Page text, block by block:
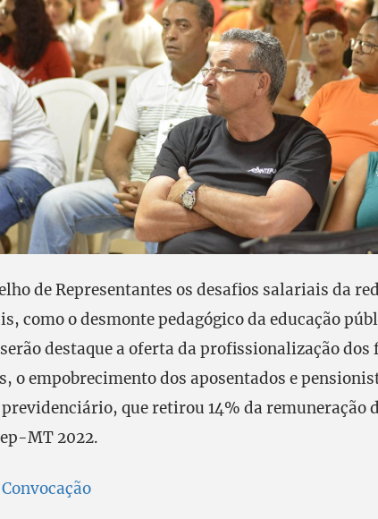
de Representantes os desafios salariais da
como o desmonte pedagógico da educação
destaque a oferta da profissionalização
o empobrecimento dos aposentados e
que retirou 14% da remuneração
MT 2022.